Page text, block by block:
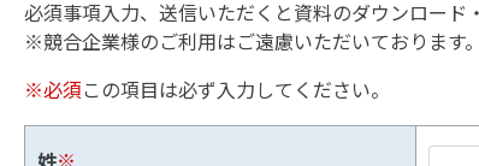
必須事項入力、送信いただくと資料のダウンロード
※競合企業様のご利用はご遠慮いただいております
※必須 この項目は必ず入力してください。
姓※